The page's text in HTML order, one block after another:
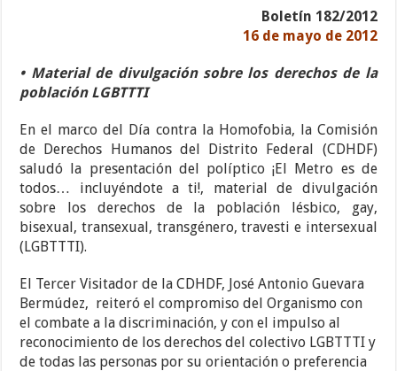
Boletín 182/2012
16 de mayo de 2012
• Material de divulgación sobre los derechos de la
población LGBTTTI
En el marco del Día contra la Homofobia, la Comisión
de Derechos Humanos del Distrito Federal (CDHDF)
saludó la presentación del políptico ¡El Metro es de
todos… incluyéndote a ti!, material de divulgación
sobre los derechos de la población lésbico, gay,
bisexual, transexual, transgénero, travesti e intersexual
(LGBTTTI).
El Tercer Visitador de la CDHDF, José Antonio Guevara
Bermúdez, reiteró el compromiso del Organismo con
el combate a la discriminación, y con el impulso al
reconocimiento de los derechos del colectivo LGBTTTI y
de todas las personas por su orientación o preferencia